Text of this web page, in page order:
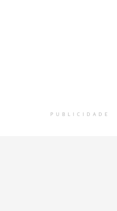
PUBLICIDADE